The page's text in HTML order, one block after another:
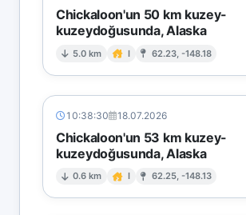
Chickaloon'un 50 km kuzey-
kuzeydoğusunda, Alaska
5.0 km I 62.23, -148.18
10:38:30 18.07.2026
Chickaloon'un 53 km kuzey-
kuzeydoğusunda, Alaska
0.6 km I 62.25, -148.13